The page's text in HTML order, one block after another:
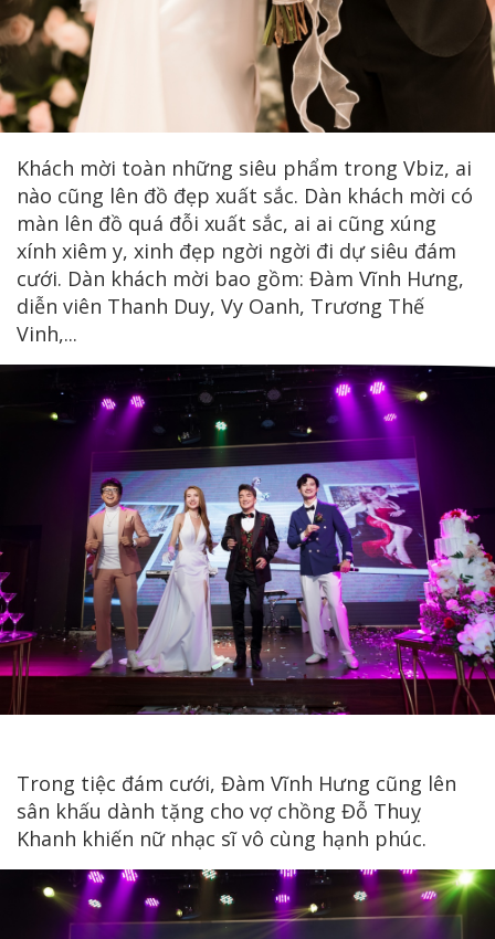
Khách mời toàn những siêu phẩm trong Vbiz, ai
nào cũng lên đồ đẹp xuất sắc. Dàn khách mời có
màn lên đồ quá đỗi xuất sắc, ai ai cũng xúng
xính xiêm y, xinh đẹp ngời ngời đi dự siêu đám
cưới. Dàn khách mời bao gồm: Đàm Vĩnh Hưng,
diễn viên Thanh Duy, Vy Oanh, Trương Thế
Vinh,...
Trong tiệc đám cưới, Đàm Vĩnh Hưng cũng lên
sân khấu dành tặng cho vợ chồng Đỗ Thuỵ
Khanh khiến nữ nhạc sĩ vô cùng hạnh phúc.